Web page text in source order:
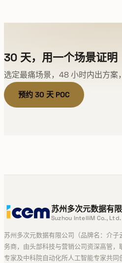
30 天，用一个场景证明
选定最痛场景，48 小时内出方案
预约 30 天 POC
苏州多次元数据有
Suzhou IntelliM Co., Ltd.
苏州多次元数据有限公司（品牌名：介
务商，由头部科技与营销公司资深高管
专家及中科院自动化所人工智能专家共